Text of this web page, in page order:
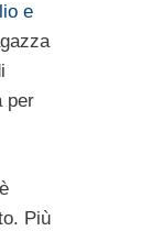
e
per
Più